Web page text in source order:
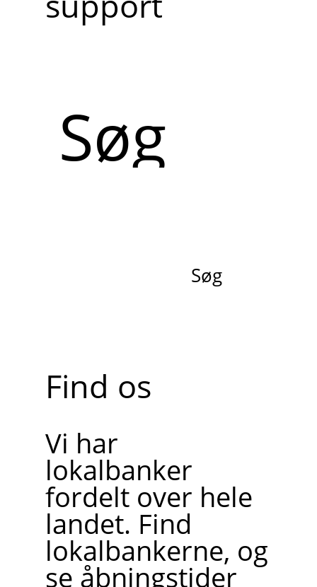
Søg
Find os
Vi har
lokalbanker
fordelt over hele
landet. Find
lokalbankerne, og
se åbningstider